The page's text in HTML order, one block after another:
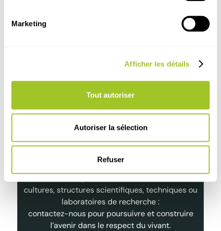
Marketing
Afficher les détails
Tout autoriser
Autoriser la sélection
Refuser
Journée Colombophile Beauquesne
2026
Partenariats de Qualité et
Durables
cultures, structures scientifiques, techniques ou
laboratoires de recherche :
contactez-nous pour poursuivre et construire
l’avenir dans le respect du vivant.